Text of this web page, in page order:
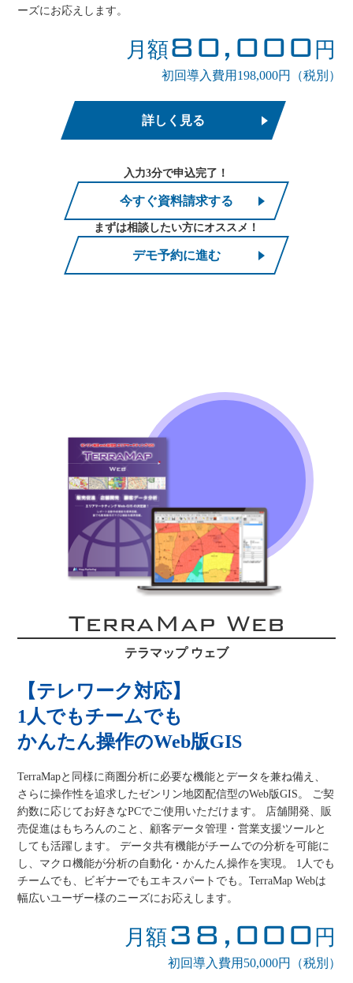
ーズにお応えします。
月額80,000 円
初回導入費用198,000円（税別）
詳しく見る
入力3分で申込完了！
今すぐ資料請求する
まずは相談したい方にオススメ！
デモ予約に進む
TerraMap Web
テラマップ ウェブ
【テレワーク対応】
1人でもチームでも
かんたん操作のWeb版GIS
TerraMapと同様に商圏分析に必要な機能とデータを兼ね備え、
さらに操作性を追求したゼンリン地図配信型のWeb版GIS。 ご契
約数に応じてお好きなPCでご使用いただけます。 店舗開発、販
売促進はもちろんのこと、顧客データ管理・営業支援ツールと
しても活躍します。 データ共有機能がチームでの分析を可能に
し、マクロ機能が分析の自動化・かんたん操作を実現。 1人でも
チームでも、ビギナーでもエキスパートでも。TerraMap Webは
幅広いユーザー様のニーズにお応えします。
月額38,000 円
初回導入費用50,000円（税別）